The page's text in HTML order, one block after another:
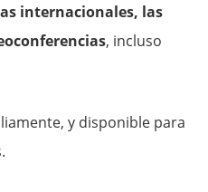
internacionales, las
, incluso
y disponible para